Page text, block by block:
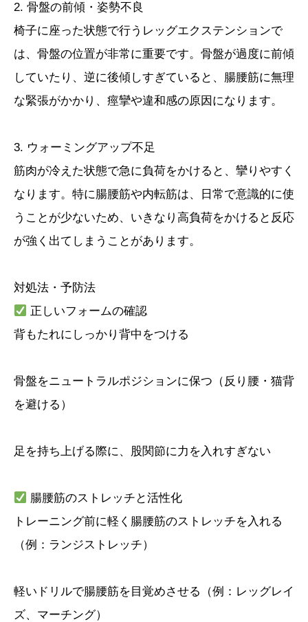
2. 骨盤の前傾・姿勢不良
椅子に座った状態で行うレッグエクステンションで
は、骨盤の位置が非常に重要です。骨盤が過度に前傾
していたり、逆に後傾しすぎていると、腸腰筋に無理
な緊張がかかり、痙攣や違和感の原因になります。
3. ウォーミングアップ不足
筋肉が冷えた状態で急に負荷をかけると、攣りやすく
なります。特に腸腰筋や内転筋は、日常で意識的に使
うことが少ないため、いきなり高負荷をかけると反応
が強く出てしまうことがあります。
対処法・予防法
正しいフォームの確認
背もたれにしっかり背中をつける
骨盤をニュートラルポジションに保つ（反り腰・猫背
を避ける）
足を持ち上げる際に、股関節に力を入れすぎない
腸腰筋のストレッチと活性化
トレーニング前に軽く腸腰筋のストレッチを入れる
（例：ランジストレッチ）
軽いドリルで腸腰筋を目覚めさせる（例：レッグレイ
ズ、マーチング）